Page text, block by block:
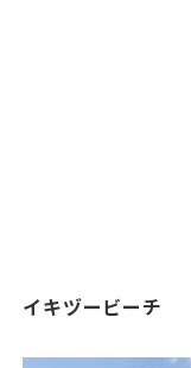
イキヅービーチ